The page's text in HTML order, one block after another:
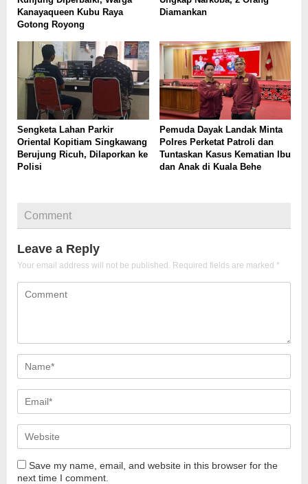
Kanayaqueen Kubu Raya
Gotong Royong
Diamankan
Sengketa Lahan Parkir
Oriental Kopitiam Singkawang
Berujung Ricuh, Dilaporkan ke
Polisi
Pemuda Dayak Landak Minta
Polres Perketat Patroli dan
Tuntaskan Kasus Kematian Ibu
dan Anak di Kuala Behe
Comment
Leave a Reply
Your email address will not be published. Required fields are marked *
Save my name, email, and website in this browser for the
next time I comment.